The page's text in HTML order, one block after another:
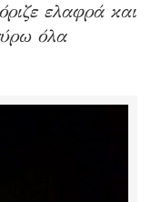
ελαφρά και
όλα